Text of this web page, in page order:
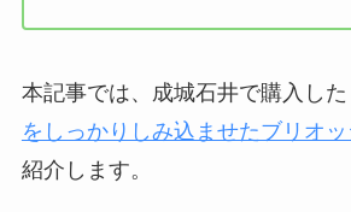
本記事では、成城石井で購入した
をしっかりしみ込ませたブリオ
紹介します。